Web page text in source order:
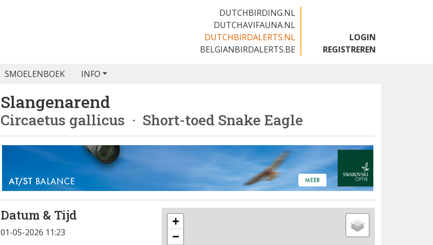
DUTCHBIRDING.NL
DUTCHAVIFAUNA.NL
DUTCHBIRDALERTS.NL
BELGIANBIRDALERTS.BE
LOGIN
REGISTREREN
SMOELENBOEK INFO
Slangenarend
Circaetus gallicus · Short-toed Snake Eagle
Datum & Tijd
01-05-2026 11:23
+
−